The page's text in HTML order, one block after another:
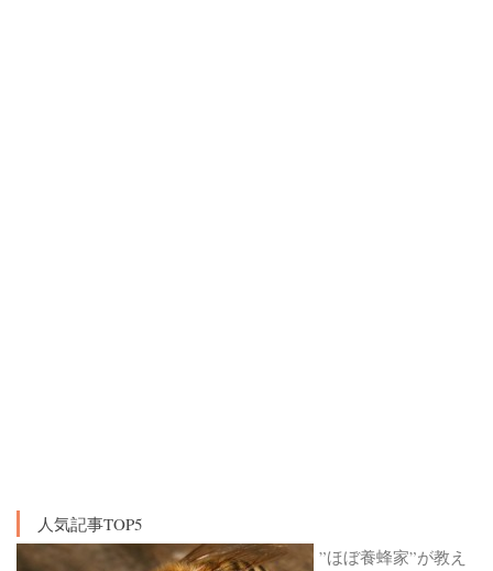
人気記事TOP5
”ほぼ養蜂家”が教え